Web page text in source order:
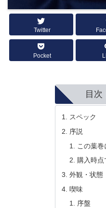
Twitter
Pocket
目次
スペック
序説
この葉巻
購入時点
外観・状態
喫味
序盤